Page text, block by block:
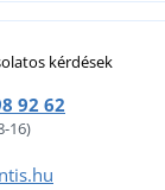
kérdések
92 62
16)